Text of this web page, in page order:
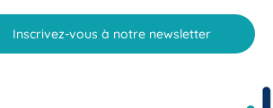
Inscrivez-vous à notre newsletter